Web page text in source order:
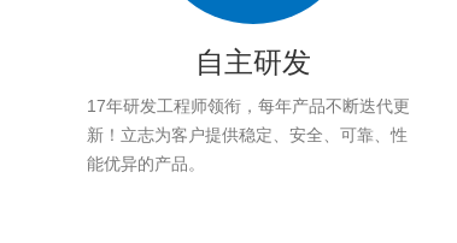
自主研发
17年研发工程师领衔，每年产品不断迭代更
新！立志为客户提供稳定、安全、可靠、性
能优异的产品。